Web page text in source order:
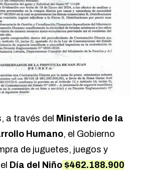
a través del Ministerio de la
Humano, el Gobierno
de juguetes, juegos y
Día del Niño $462.188.900